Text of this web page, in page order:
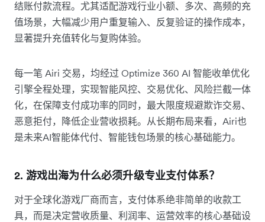
结账付款流程。尤其适配游戏行业小额、多次、高频的充
值场景，大幅减少用户重复输入、反复验证的操作成本，
显著提升充值转化与复购体验。
每一笔 Airi 交易，均经过 Optimize 360 AI 智能收单优化
引擎全程处理，实现智能风控、交易优化、风险拦截一体
化，在保障支付成功率的同时，最大限度规避欺诈交易、
恶意拒付，降低企业营收损耗。从长期布局来看，Airi也
是未来AI智能体代付、智能钱包场景的核心基础能力。
2. 游戏出海为什么必须升级专业支付体系？
对于全球化游戏厂商而言，支付体系绝非简单的收款工
具，而是决定营收质量、利润率、运营效率的核心基础设